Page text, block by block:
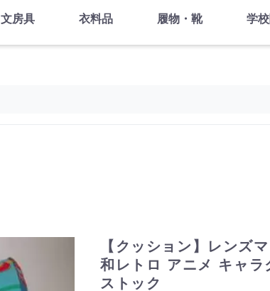
文房具 衣料品 履物・靴 学
【クッション】レンズ
和レトロ アニメ キャ
ストック